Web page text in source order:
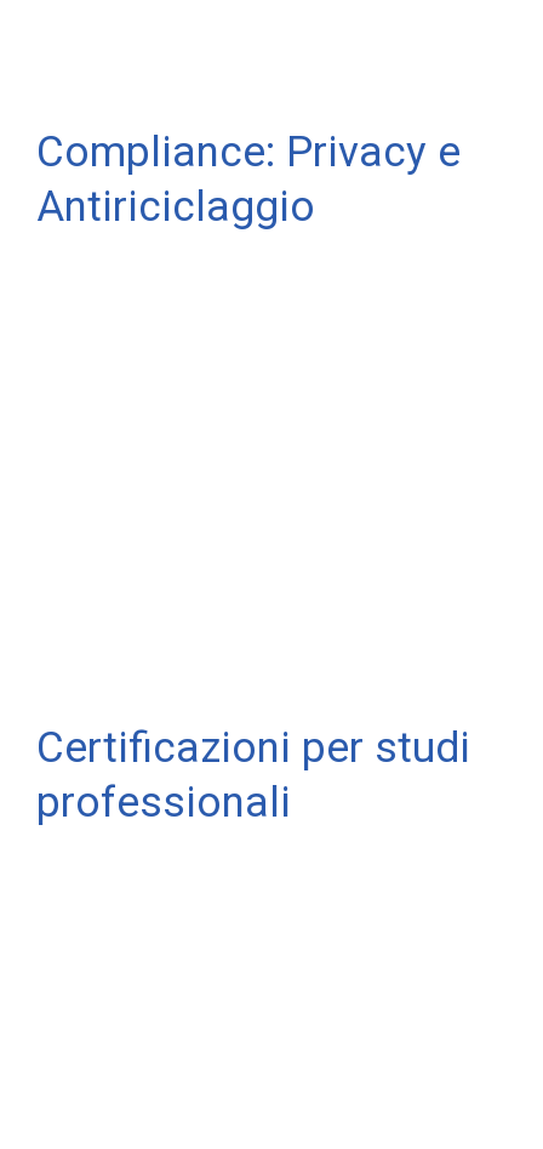
Compliance: Privacy e
Antiriciclaggio
Certificazioni per studi
professionali